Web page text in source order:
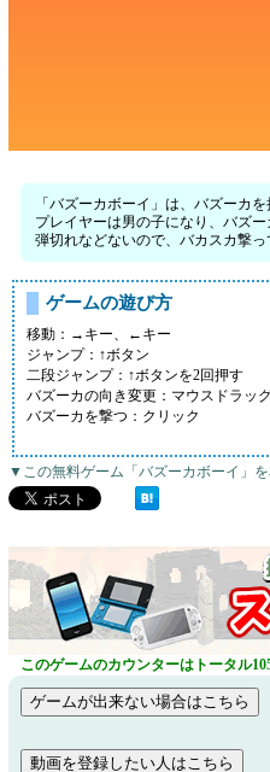
「バズーカボーイ」は、バズーカ
プレイヤーは男の子になり、バズ
弾切れなどないので、バカスカ撃
ゲームの遊び方
移動：→キー、←キー
ジャンプ：↑ボタン
二段ジャンプ：↑ボタンを2回押す
バズーカの向き変更：マウスドラッ
バズーカを撃つ：クリック
▼この無料ゲーム「バズーカボーイ」
このゲームのカウンターはトータル